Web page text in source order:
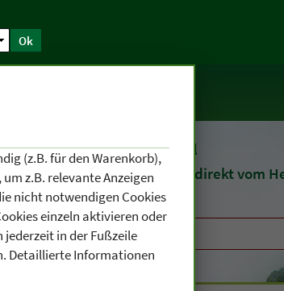
Ok
Seit 1903Naturheilmittel
undKosmetik direkt vom
(z.B. für den Warenkorb),
z.B. relevante Anzeigen
nicht notwendigen Cookies
einzeln aktivieren oder
jederzeit in der Fußzeile
Detaillierte Informationen